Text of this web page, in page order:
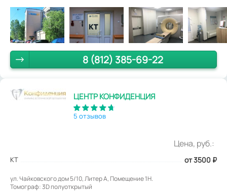
8 (812) 385-69-22
ЦЕНТР КОНФИДЕНЦИЯ
5 отзывов
Цена, руб.:
КТ от 3500 ₽
ул. Чайковского дом 5/10, Литер А, Помещение 1Н.
Томограф: 3D полуоткрытый